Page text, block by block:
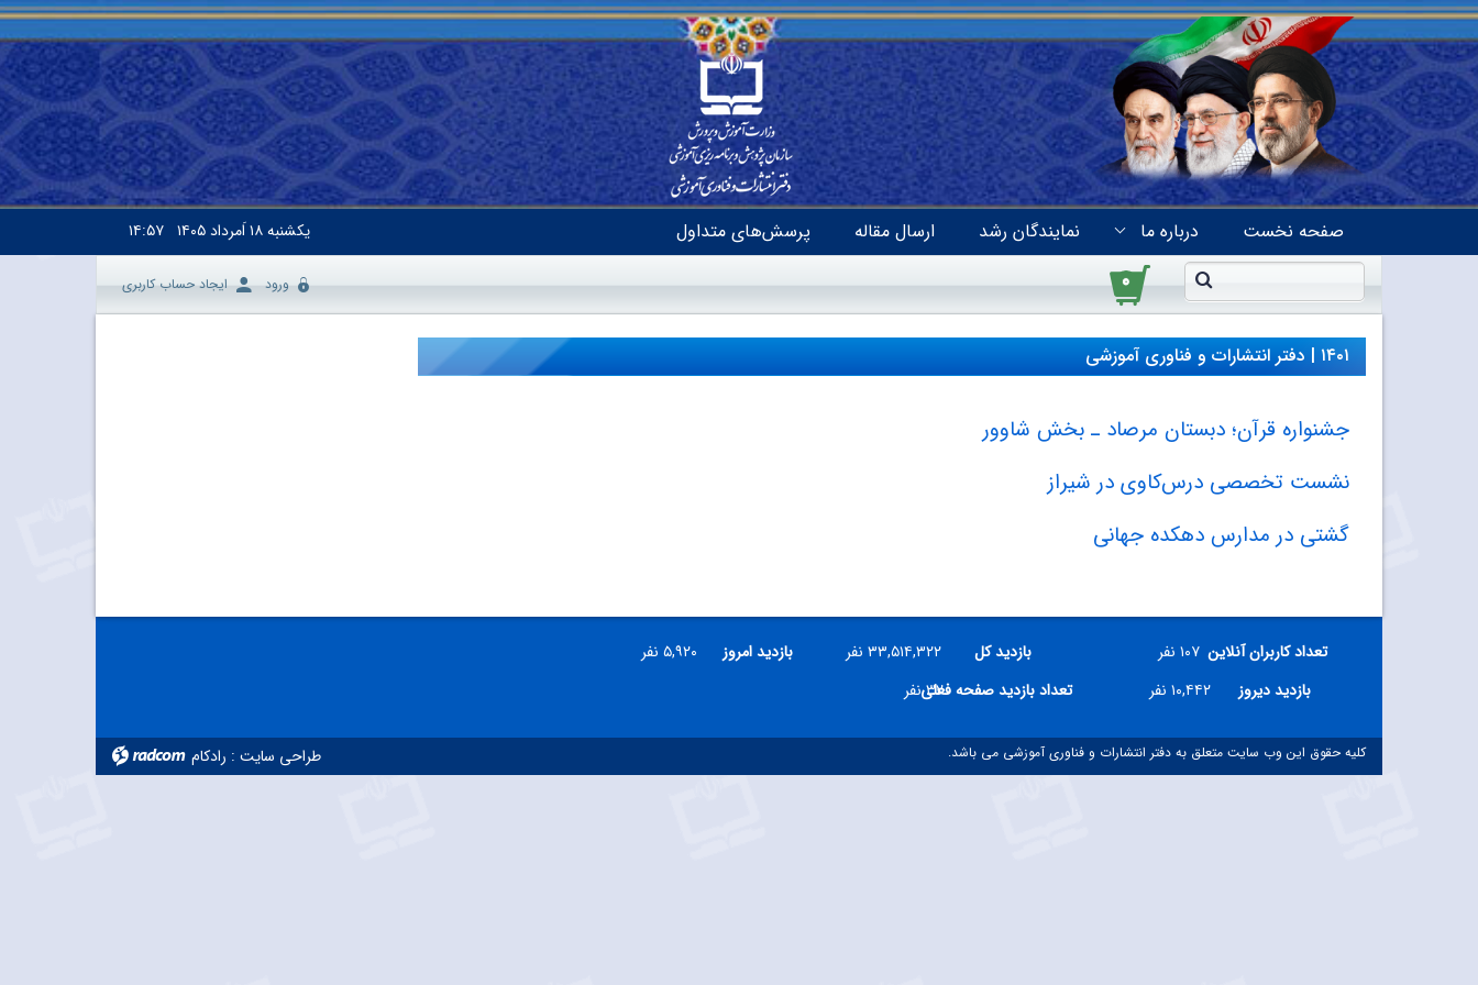
صفحه نخست درباره ما نمایندگان رشد ارسال مقاله پرسش‌های متداول یکشنبه۱۸ اَمرداد ۱۴۰۵ ۱۴:۵۷
۰ ورود ایجاد حساب کاربری
۱۴۰۱ | دفتر انتشارات و فناوری آموزشی
جشنواره قرآن؛ دبستان مرصاد ـ بخش شاوور
نشست تخصصی درس‌کاوی در شیراز
گشتی در مدارس دهکده جهانی
تعداد کاربران آنلاین ۱۰۷ نفر بازدید کل ۳۳,۵۱۴,۳۲۲ نفر بازدید امروز
۵,۹۲۰ نفر
بازدید دیروز
۱۰,۴۴۲ نفر تعداد بازدید صفحه فعلی
۳۲ نفر
کلیه حقوق این وب سایت متعلق به دفتر انتشارات و فناوری آموزشی می باشد. طراحی سایت : رادکام radcom